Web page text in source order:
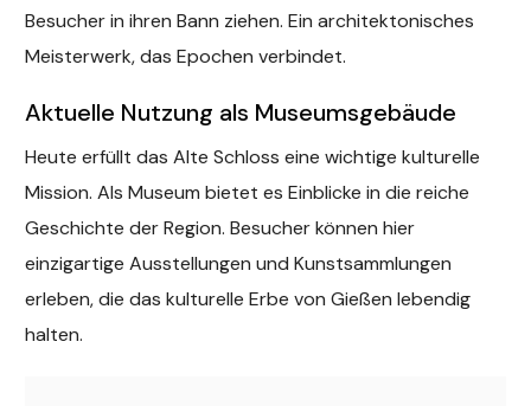
Besucher in ihren Bann ziehen. Ein architektonisches
Meisterwerk, das Epochen verbindet.
Aktuelle Nutzung als Museumsgebäude
Heute erfüllt das Alte Schloss eine wichtige kulturelle
Mission. Als Museum bietet es Einblicke in die reiche
Geschichte der Region. Besucher können hier
einzigartige Ausstellungen und Kunstsammlungen
erleben, die das kulturelle Erbe von Gießen lebendig
halten.